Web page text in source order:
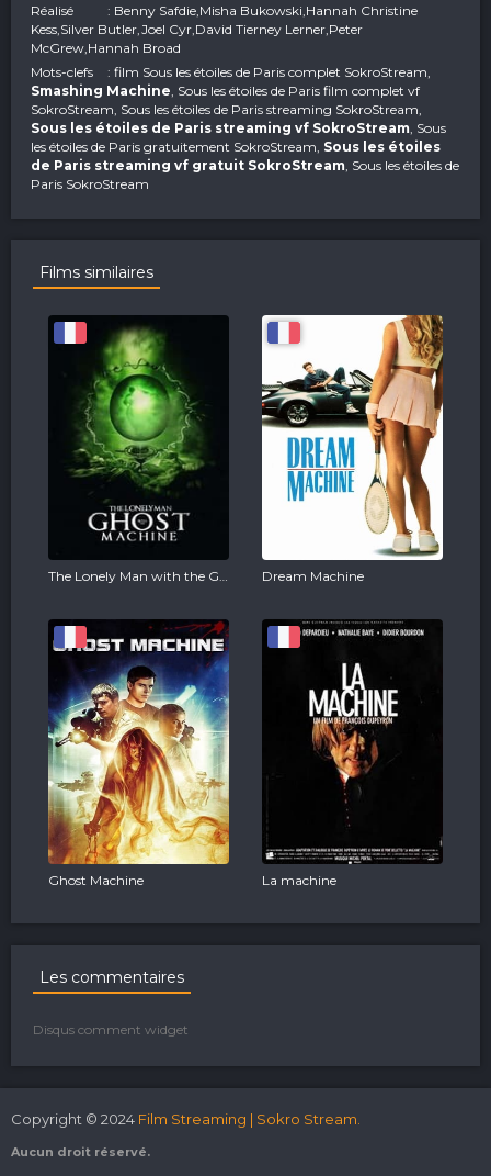
Réalisé
: Benny Safdie,Misha Bukowski,Hannah Christine
Kess,Silver Butler,Joel Cyr,David Tierney Lerner,Peter
McGrew,Hannah Broad
Mots-clefs
: film Sous les étoiles de Paris complet SokroStream,
Smashing Machine , Sous les étoiles de Paris film complet vf
SokroStream, Sous les étoiles de Paris streaming SokroStream,
Sous les étoiles de Paris streaming vf SokroStream , Sous
les étoiles de Paris gratuitement SokroStream, Sous les étoiles
de Paris streaming vf gratuit SokroStream , Sous les étoiles de
Paris SokroStream
Films similaires
Dream Machine
Ghost Machine La machine
Les commentaires
Disqus comment widget
Copyright © 2024 Film Streaming | Sokro Stream.
Aucun droit réservé.